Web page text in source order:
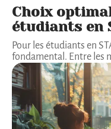
Choix
étudiants en
Pour les étudiants en
fondamental. Entre les